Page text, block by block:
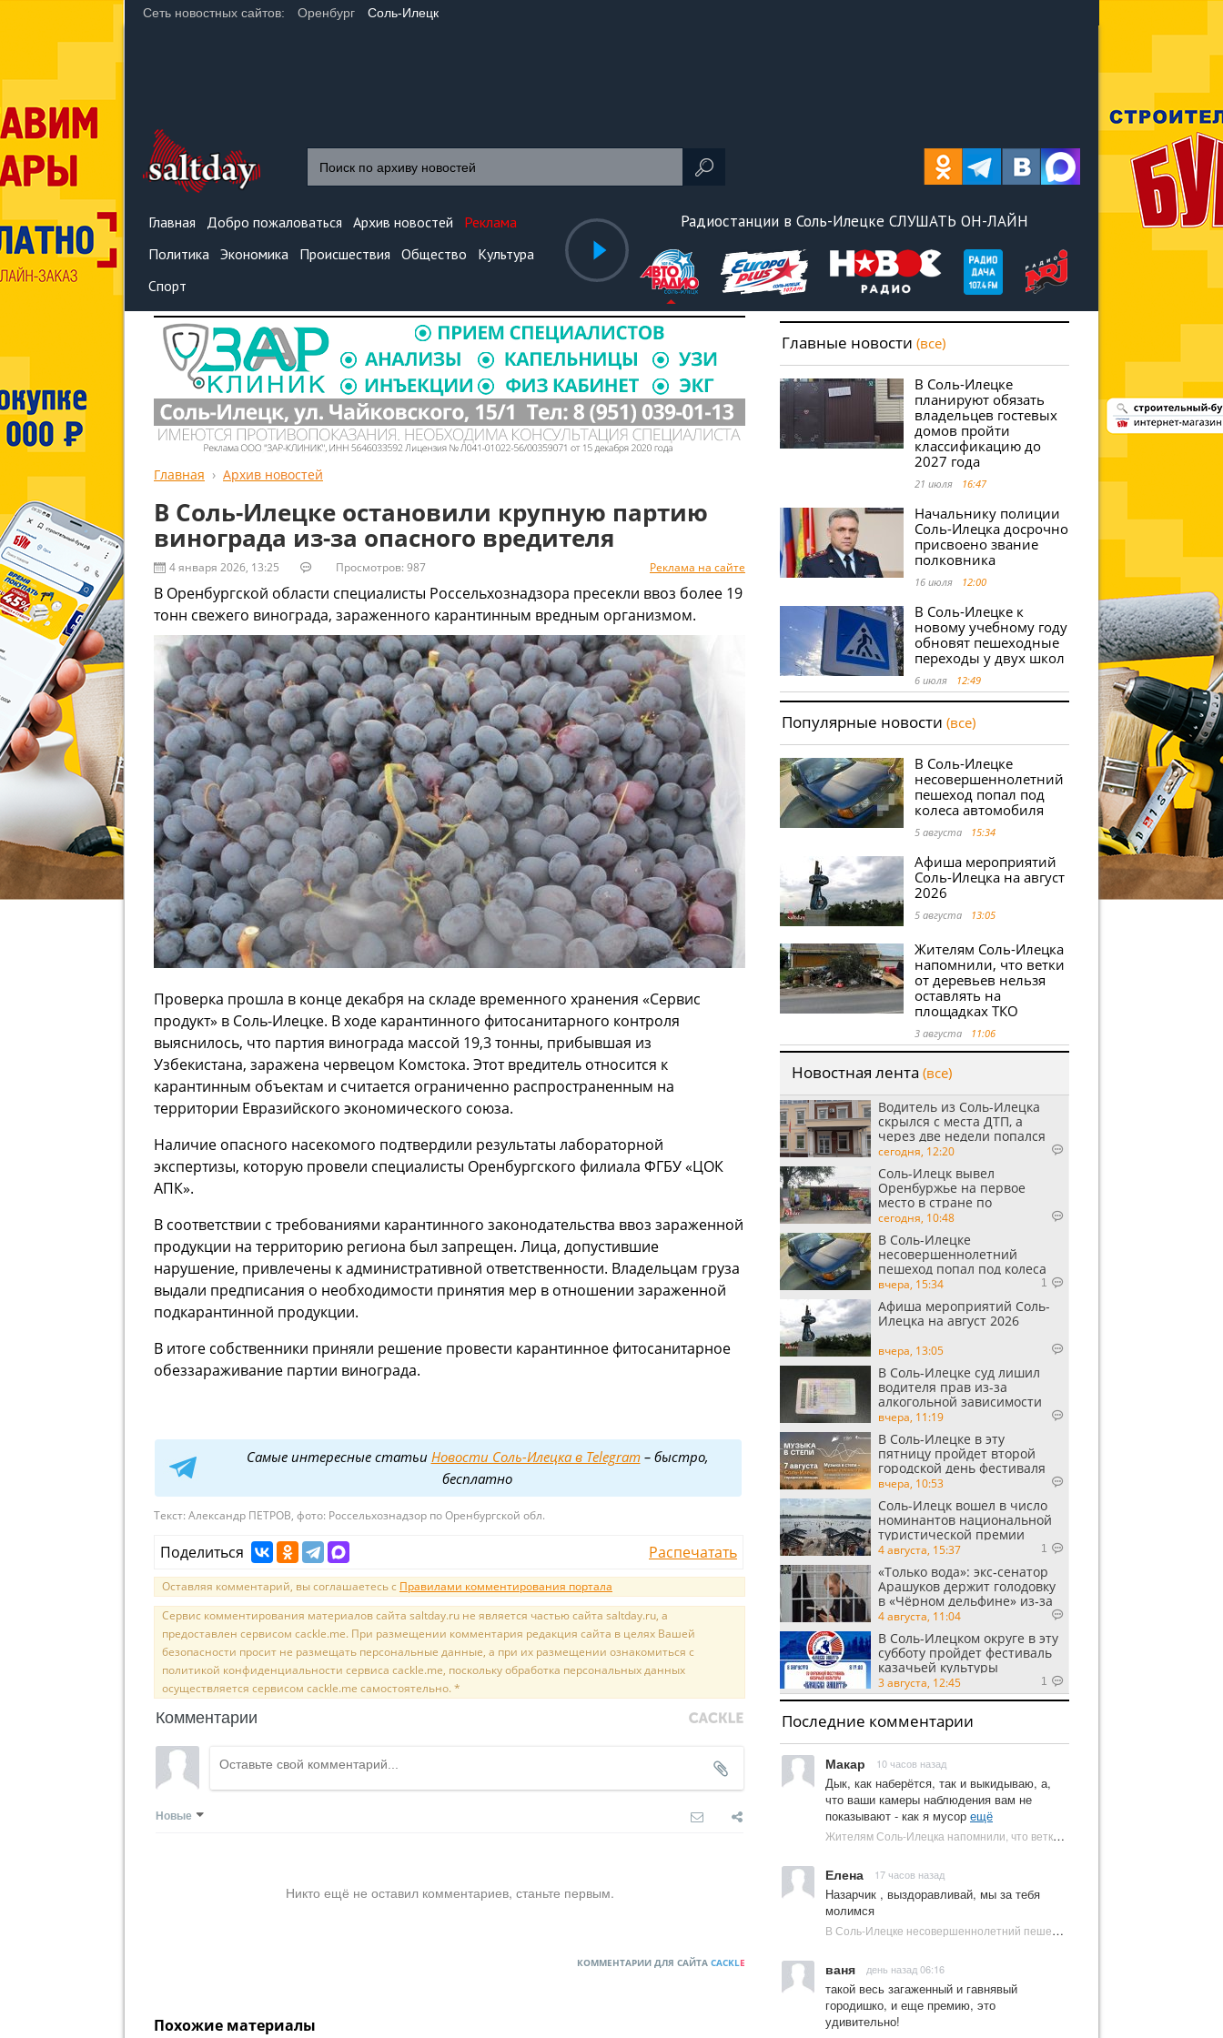
Сеть новостных сайтов: Оренбург Соль-Илецк
Главная Добро пожаловаться Архив новостей
Реклама
Политика Экономика Происшествия Общество
Культура
Спорт
Радиостанции в Соль-Илецке СЛУШАТЬ ОН-ЛАЙН
Главная Архив новостей
В Соль-Илецке остановили крупную партию
винограда из-за опасного вредителя
4 января 2026, 13:25 Просмотров: 987 Реклама на сайте
В Оренбургской области специалисты Россельхознадзора пресекли ввоз более 19
тонн свежего винограда, зараженного карантинным вредным организмом.
Проверка прошла в конце декабря на складе временного хранения «Сервис
продукт» в Соль-Илецке. В ходе карантинного фитосанитарного контроля
выяснилось, что партия винограда массой 19,3 тонны, прибывшая из
Узбекистана, заражена червецом Комстока. Этот вредитель относится к
карантинным объектам и считается ограниченно распространенным на
территории Евразийского экономического союза.
Наличие опасного насекомого подтвердили результаты лабораторной
экспертизы, которую провели специалисты Оренбургского филиала ФГБУ «ЦОК
АПК».
В соответствии с требованиями карантинного законодательства ввоз зараженной
продукции на территорию региона был запрещен. Лица, допустившие
нарушение, привлечены к административной ответственности. Владельцам груза
выдали предписания о необходимости принятия мер в отношении зараженной
подкарантинной продукции.
В итоге собственники приняли решение провести карантинное фитосанитарное
обеззараживание партии винограда.
Самые интересные статьи Новости Соль-Илецка в Telegram– быстро,
бесплатно
Текст: Александр ПЕТРОВ, фото: Россельхознадзор по Оренбургской обл.
Поделиться Распечатать
Оставляя комментарий, вы соглашаетесь с Правилами комментирования портала
Сервис комментирования материалов сайта saltday.ru не является частью сайта saltday.ru, а
предоставлен сервисом cackle.me. При размещении комментария редакция сайта в целях Вашей
безопасности просит не размещать персональные данные, а при их размещении ознакомиться с
политикой конфиденциальности сервиса cackle.me, поскольку обработка персональных данных
осуществляется сервисом cackle.me самостоятельно. *
Комментарии
Новые
Никто ещё не оставил комментариев, станьте первым.
КОММЕНТАРИИ ДЛЯ САЙТА CACKLE
Похожие материалы
Главные новости (все)
В Соль-Илецке
планируют обязать
владельцев гостевых
домов пройти
классификацию до
2027 года
21 июля 16:47
Начальнику полиции
Соль-Илецка досрочно
присвоено звание
полковника
16 июля 12:00
В Соль-Илецке к
новому учебному году
обновят пешеходные
переходы у двух школ
6 июля 12:49
Популярные новости (все)
В Соль-Илецке
несовершеннолетний
пешеход попал под
колеса автомобиля
5 августа 15:34
Афиша мероприятий
Соль-Илецка на август
2026
5 августа 13:05
Жителям Соль-Илецка
напомнили, что ветки
от деревьев нельзя
оставлять на
площадках ТКО
3 августа 11:06
Новостная лента (все)
Водитель из Соль-Илецка
скрылся с места ДТП, а
через две недели попался
пьяным
сегодня, 12:20
Соль-Илецк вывел
Оренбуржье на первое
место в стране по
выращиванию арбузов
сегодня, 10:48
В Соль-Илецке
несовершеннолетний
пешеход попал под колеса
автомобиля
вчера, 15:34 1
Афиша мероприятий Соль-
Илецка на август 2026
вчера, 13:05
В Соль-Илецке суд лишил
водителя прав из-за
алкогольной зависимости
вчера, 11:19
В Соль-Илецке в эту
пятницу пройдет второй
городской день фестиваля
«Музыка в степи»
вчера, 10:53
Соль-Илецк вошел в число
номинантов национальной
туристической премии
Russian Traveler Awards
4 августа, 15:37 1
«Только вода»: экс‑сенатор
Арашуков держит голодовку
в «Чёрном дельфине» из‑за
духоты на рабочем месте
4 августа, 11:04
В Соль-Илецком округе в эту
субботу пройдет фестиваль
казачьей культуры
3 августа, 12:45 1
Последние комментарии
Макар 10 часов назад
Дык, как наберётся, так и выкидываю, а,
что ваши камеры наблюдения вам не
показывают - как я мусор ещё
Жителям Соль-Илецка напомнили, что ветки от деревьев нельзя оставлять на площадках ТКО | Новости Соль-Илецка
Елена 17 часов назад
Назарчик , выздоравливай, мы за тебя
молимся
В Соль-Илецке несовершеннолетний пешеход попал под колеса автомобиля | Новости Соль-Илецка
ваня день назад 06:16
такой весь загаженный и гавнявый
городишко, и еще премию, это
удивительно!